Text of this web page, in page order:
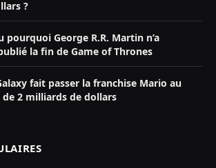
?
pourquoi George R.R. Martin n’a
la fin de Game of Thrones
fait passer la franchise Mario au
de 2 milliards de dollars